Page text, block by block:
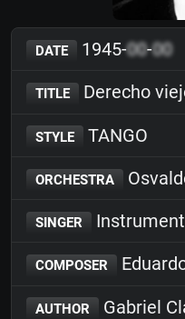
DATE 1945-00-00
TITLE Derecho
STYLE TANGO
ORCHESTRA
SINGER
COMPOSER
AUTHOR Gabriel